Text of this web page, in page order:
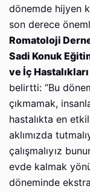
dönemde hijyen
son derece
Romatoloji
Sadi Konuk
ve İç
belirtti: “Bu
çıkmamak,
hastalıkta en
aklımızda
çalışmalıyız
evde kalmak
döneminde ekstra